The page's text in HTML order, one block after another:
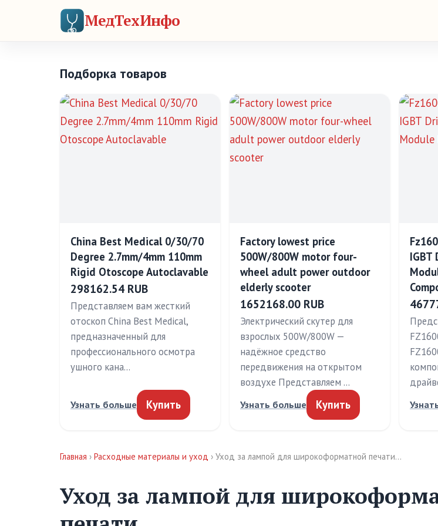
МедТехИнфо
Подборка товаров
China Best Medical 0/30/70
Degree 2.7mm/4mm 110mm
Rigid Otoscope Autoclavable
298162.54 RUB
Представляем вам жесткий
отоскоп China Best Medical,
предназначенный для
профессионального осмотра
ушного кана…
Узнать больше Купить
Factory lowest price
500W/800W motor four-
wheel adult power outdoor
elderly scooter
1652168.00 RUB
Электрический скутер для
взрослых 500W/800W —
надёжное средство
передвижения на открытом
воздухе Представляем …
Узнать больше Купить
IGBT
Главная › Расходные материалы и уход › Уход за лампой для широкоформатной печати…
Уход за лампой для